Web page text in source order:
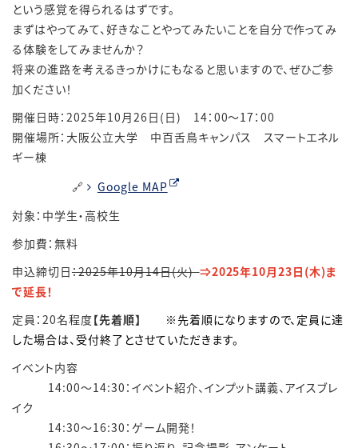
という感覚を得られるはずです。
まずはやってみて、好きなことやってみたいことを自分で作ってみ
る体験をしてみませんか？
将来の進路を考えるきっかけにもなると思いますので、ぜひご参
加ください！
開催日時：2025年10月26日(日) 14：00～17：00
開催場所：大阪公立大学 中百舌鳥キャンパス スマートエネル
ギー棟
🔗
Google MAP
対象：中学生・高校生
参加費：無料
申込締切日：2025年10月14日(火)⇒2025年10月23日(木)ま
で延長！
定員：20名程度【先着順】
※先着順になりますので、定員に達
した場合は、受付終了とさせていただきます。
イベント内容
14:00～14:30：イベント紹介、インプット講義、アイスブレ
イク
14:30～16:30：ゲーム開発！